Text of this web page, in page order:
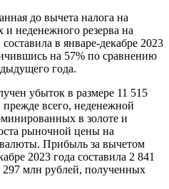
до вычета налога на
неденежного резерва на
в январе-декабре 2023
на 57% по сравнению
года.
убыток в размере 11 515
всего, неденежной
в золоте и
рыночной цены на
Прибыль за вычетом
2023 года составила 2 841
млн рублей, полученных